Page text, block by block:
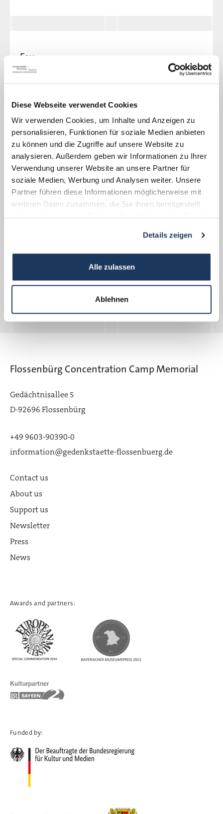
Diese Webseite verwendet Cookies
Wir verwenden Cookies, um Inhalte und Anzeigen zu
personalisieren, Funktionen für soziale Medien anbieten
zu können und die Zugriffe auf unsere Website zu
analysieren. Außerdem geben wir Informationen zu Ihrer
Verwendung unserer Website an unsere Partner für
soziale Medien, Werbung und Analysen weiter. Unsere
Partner führen diese Informationen möglicherweise mit
weiteren Daten zusammen, die Sie ihnen bereitgestellt
Details zeigen
Alle zulassen
Ablehnen
Fax
+49 (0)9603-90390-199
Press
presse@gedenkstaette-flossenbuerg.de
Use of rooms in the education center
Flossenbürg Concentration Camp Memorial
Gedächtnisallee 5
D-92696 Flossenbürg
+49 9603-90390-0
information@gedenkstaette-flossenbuerg.de
Contact us
About us
Support us
Newsletter
Press
News
Awards and partners:
Funded by: